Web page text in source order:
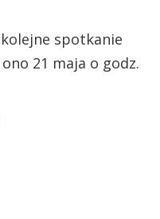
spotkanie
21 maja o godz.